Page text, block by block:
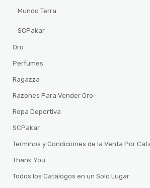
Mundo Terra
SCPakar
Oro
Perfumes
Ragazza
Razones Para Vender Oro
Ropa Deportiva
SCPakar
Terminos y Condiciones de la Venta Por
Thank You
Todos los Catalogos en un Solo Lugar